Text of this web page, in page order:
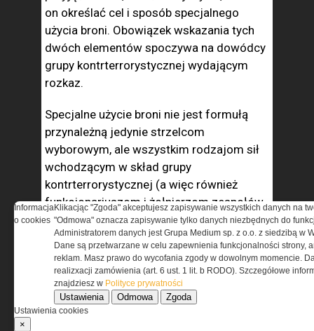
on określać cel i sposób specjalnego
użycia broni. Obowiązek wskazania tych
dwóch elementów spoczywa na dowódcy
grupy kontrterrorystycznej wydającym
rozkaz.
Specjalne użycie broni nie jest formułą
przynależną jedynie strzelcom
wyborowym, ale wszystkim rodzajom sił
wchodzącym w skład grupy
kontrterrorystycznej (a więc również
funkcjonariuszom i żołnierzom zespołów
bojowych) i musi być to uwzględnione
w treści rozkazu. Z tego powodu rozkaz
może przybierać różne formy i inaczej
będzie sformułowany dla strzelców
wyborowych, inaczej dla operatorów
zespołów i grup bojowych.
Informacja
o cookies
Klikacjąc "Zgoda" akceptujesz zapisywanie wszystkich danych na
"Odmowa" oznacza zapisywanie tylko danych niezbędnych do
Administratorem danych jest Grupa Medium sp. z o.o. z siedzibą w
Dane są przetwarzane w celu zapewnienia funkcjonalności strony,
reklam. Masz prawo do wycofania zgody w dowolnym momencie.
realizxacji zamówienia (art. 6 ust. 1 lit. b RODO). Szczegółowe
znajdziesz w Polityce prywatności
Ustawienia Odmowa Zgoda
Ustawienia cookies
×